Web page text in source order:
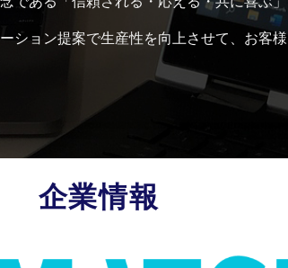
ション提案で生産性を向上させて、お客
企業情報